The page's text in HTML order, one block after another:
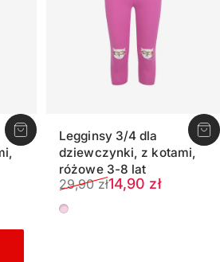
Legginsy 3/4 dla
dziewczynki, z kotami,
różowe 3-8 lat
Cena sprzedaży
14,90 zł
Normalna cena
29,90 zł
Różowy